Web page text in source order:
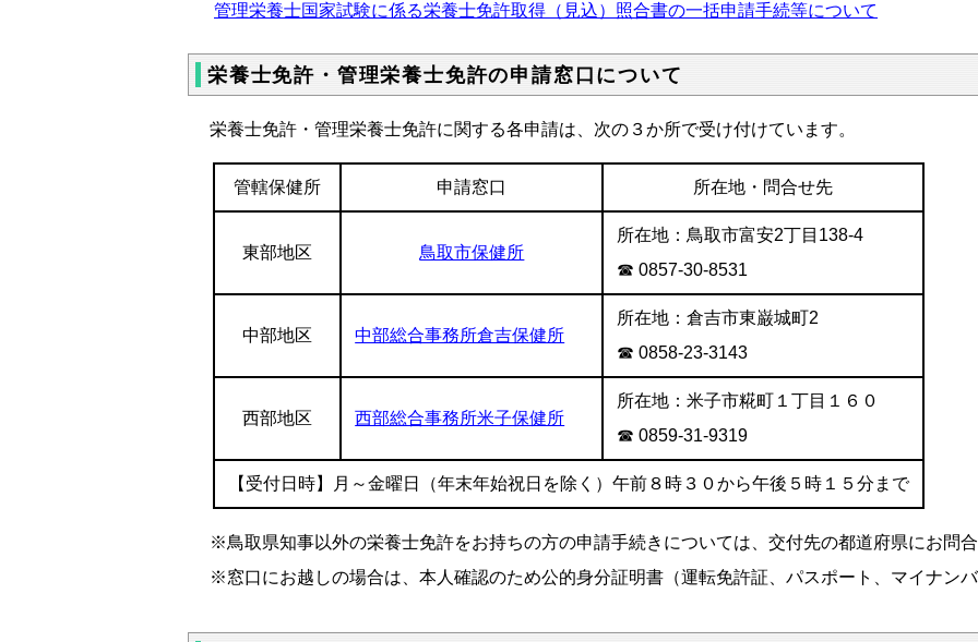
管理栄養士国家試験に係る栄養士免許取得（見込）照合書の一括申請手続等について
栄養士免許・管理栄養士免許の申請窓口について
栄養士免許・管理栄養士免許に関する各申請は、次の３か所で受け付けています。
管轄保健所 申請窓口 所在地・問合せ先
東部地区 鳥取市保健所
所在地：鳥取市富安2丁目138-4
☎ 0857-30-8531
中部地区 中部総合事務所倉吉保健所
所在地：倉吉市東巌城町2
☎ 0858-23-3143
西部地区 西部総合事務所米子保健所
所在地：米子市糀町１丁目１６０
☎ 0859-31-9319
【受付日時】月～金曜日（年末年始祝日を除く）午前８時３０から午後５時１５分まで
※鳥取県知事以外の栄養士免許をお持ちの方の申請手続きについては、交付先の都道府県にお問
※窓口にお越しの場合は、本人確認のため公的身分証明書（運転免許証、パスポート、マイナン